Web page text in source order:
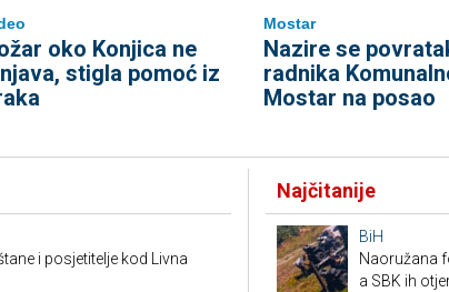
oko Konjica ne
stigla pomoć iz
Mostar
Nazire se
radnika
Mostar na posao
i posjetitelje kod Livna
Najčitanije
BiH
Naoružana
a SBK ih